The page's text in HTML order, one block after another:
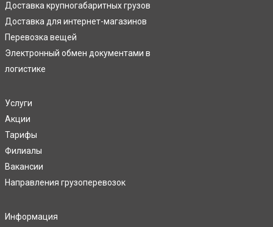
Доставка крупногабаритных грузов
Доставка для интернет-магазинов
Перевозка вещей
Электронный обмен документами в
логистике
Услуги
Акции
Тарифы
Филиалы
Вакансии
Направления грузоперевозок
Информация